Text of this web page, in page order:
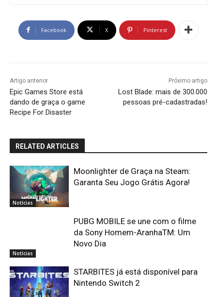
Facebook X Pinterest
Artigo anterior
Epic Games Store está
dando de graça o game
Recipe For Disaster
Próximo artigo
Lost Blade: mais de 300.000
pessoas pré-cadastradas!
RELATED ARTICLES
Notícias
Moonlighter de Graça na Steam:
Garanta Seu Jogo Grátis Agora!
Notícias
PUBG MOBILE se une com o filme
da Sony Homem-AranhaTM: Um
Novo Dia
STARBITES já está disponível para
Nintendo Switch 2